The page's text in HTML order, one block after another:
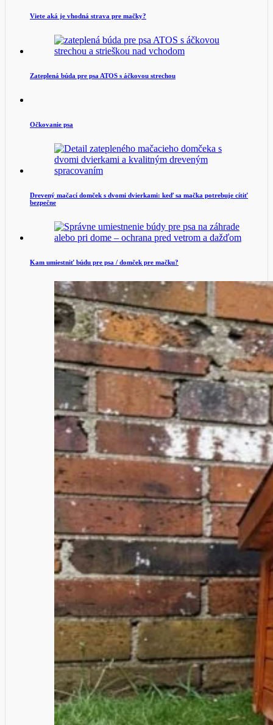
Viete aká je vhodná strava pre mačky?
Zateplená búda pre psa ATOS s áčkovou strechou
Očkovanie psa
Drevený mačací domček s dvomi dvierkami: keď sa mačka potrebuje cítiť
bezpečne
Kam umiestniť búdu pre psa / domček pre mačku?